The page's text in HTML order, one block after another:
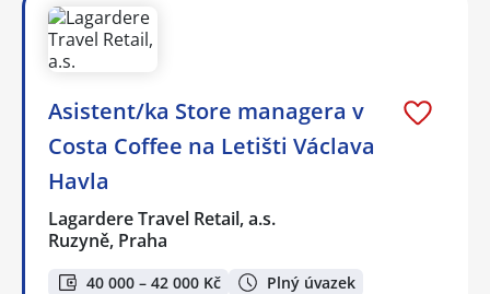
Asistent/ka Store managera v
Costa Coffee na Letišti Václava
Havla
Lagardere Travel Retail, a.s.
Ruzyně, Praha
40 000 – 42 000 Kč
Plný úvazek